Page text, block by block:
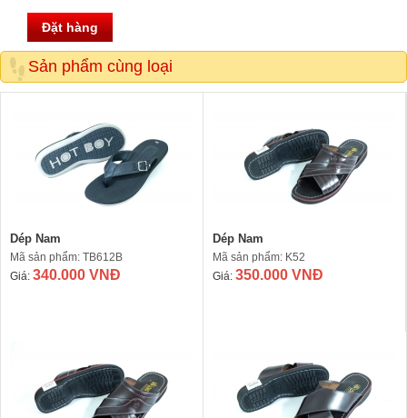
Đặt hàng
Sản phẩm cùng loại
Dép Nam
Mã sản phẩm: TB612B
Giá: 340.000 VNĐ
Dép Nam
Mã sản phẩm: K52
Giá: 350.000 VNĐ